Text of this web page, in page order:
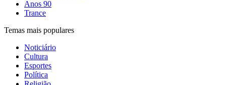
Anos 90
Trance
Temas mais populares
Noticiário
Cultura
Esportes
Política